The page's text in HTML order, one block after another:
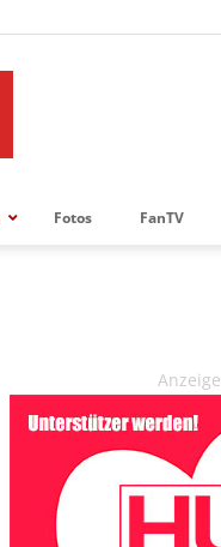
Fotos FanTV
Anzeige